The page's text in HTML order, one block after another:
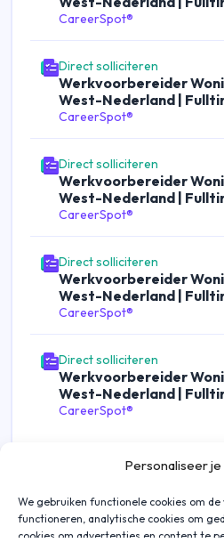
Personaliseer
We gebruiken functionele cookies om
functioneren, analytische cookies om
cookies om advertenties en content te
CareerSpot®
Direct solliciteren
Werkvoorbereider
West-Nederland |
CareerSpot®
Direct solliciteren
Werkvoorbereider
West-Nederland |
CareerSpot®
Direct solliciteren
Werkvoorbereider
West-Nederland |
CareerSpot®
Direct solliciteren
Werkvoorbereider
West-Nederland |
CareerSpot®